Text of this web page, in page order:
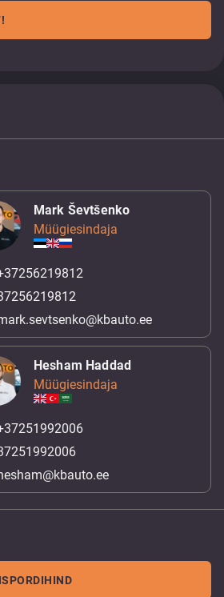
Mark Ševtšenko
Müügiesindaja
Hesham Haddad
Müügiesindaja